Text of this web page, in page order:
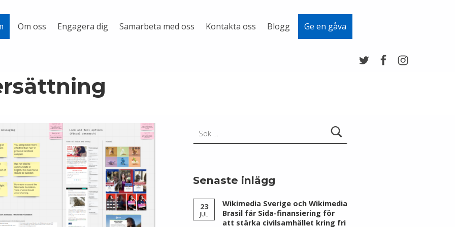
Om oss Engagera dig Samarbeta med oss Kontakta oss Blogg Ge en gåva
Senaste inlägg
23
JUL
Wikimedia Sverige och Wikimedia
Brasil får Sida-finansiering för
att stärka civilsamhället kring fri